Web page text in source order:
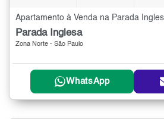
Apartamento à Venda na Parada
Parada Inglesa
Zona Norte - São Paulo
WhatsApp